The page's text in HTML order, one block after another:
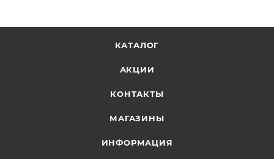
КАТАЛОГ
АКЦИИ
КОНТАКТЫ
МАГАЗИНЫ
ИНФОРМАЦИЯ